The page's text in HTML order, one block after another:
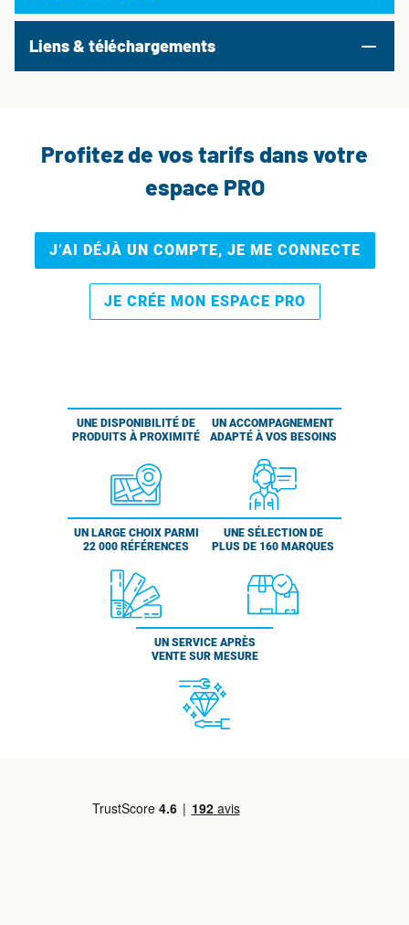
Liens & téléchargements
Profitez de vos tarifs dans votre
espace PRO
J’AI DÉJÀ UN COMPTE, JE ME CONNECTE
JE CRÉE MON ESPACE PRO
UNE DISPONIBILITÉ DE
PRODUITS À PROXIMITÉ
UN ACCOMPAGNEMENT
ADAPTÉ À VOS BESOINS
UN LARGE CHOIX PARMI
22 000 RÉFÉRENCES
UNE SÉLECTION DE
PLUS DE 160 MARQUES
UN SERVICE APRÈS
VENTE SUR MESURE